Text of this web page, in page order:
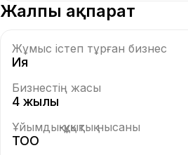
Жалпы ақпарат
Жұмыс істеп тұрған бизнес
Ия
Бизнестің жасы
4 жылы
Ұйымдық-құқықтық нысаны
ТОО